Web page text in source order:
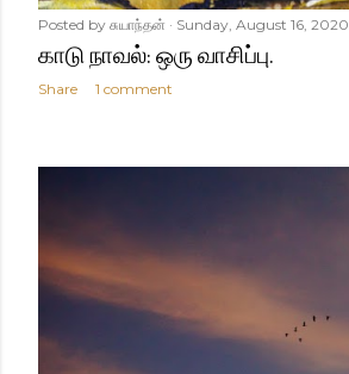
Posted by சுயாந்தன் Sunday, August 16, 2020
காடு நாவல்: ஒரு வாசிப்பு.
Share 1 comment